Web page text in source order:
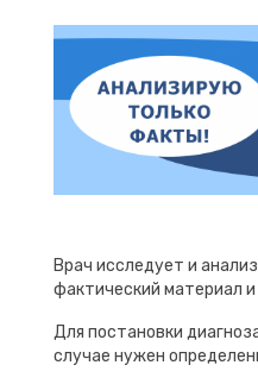
Врач исследует и
фактический материал
Для постановки
случае нужен